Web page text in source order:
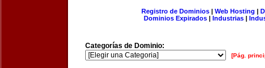
Registro de Dominios| Web Hosting |
Dominios Expirados | Industrias |
Categorías de Dominio:
[Pág.